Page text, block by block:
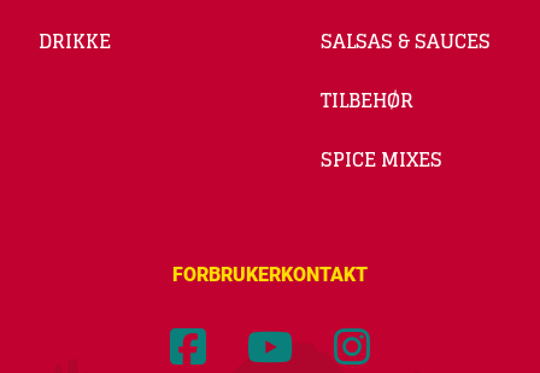
DRIKKE
SALSAS & SAUCES
TILBEHØR
SPICE MIXES
FORBRUKERKONTAKT